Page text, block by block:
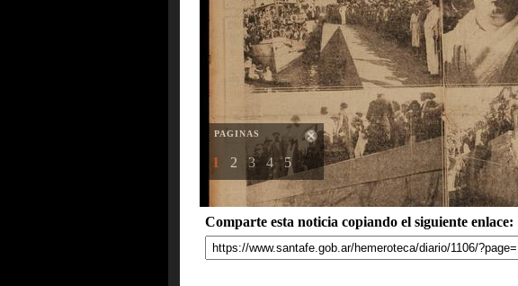
PAGINAS
1 2 3 4 5
Comparte esta noticia copiando el siguiente enlace: